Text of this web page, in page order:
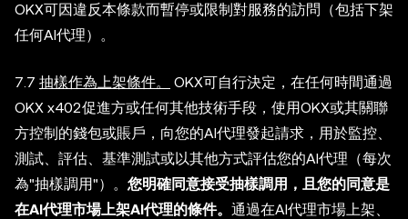
OKX可因違反本條款而暫停或限制對服務的訪問（包括下架
任何AI代理）。
7.7 抽樣作為上架條件。
OKX可自行決定，在任何時間通過
OKX x402促進方或任何其他技術手段，使用OKX或其關聯
方控制的錢包或賬戶，向您的AI代理發起請求，用於監控、
測試、評估、基準測試或以其他方式評估您的AI代理（每次
為"抽樣調用"）。 您明確同意接受抽樣調用，且您的同意是
在AI代理市場上架AI代理的條件。 通過在AI代理市場上架、